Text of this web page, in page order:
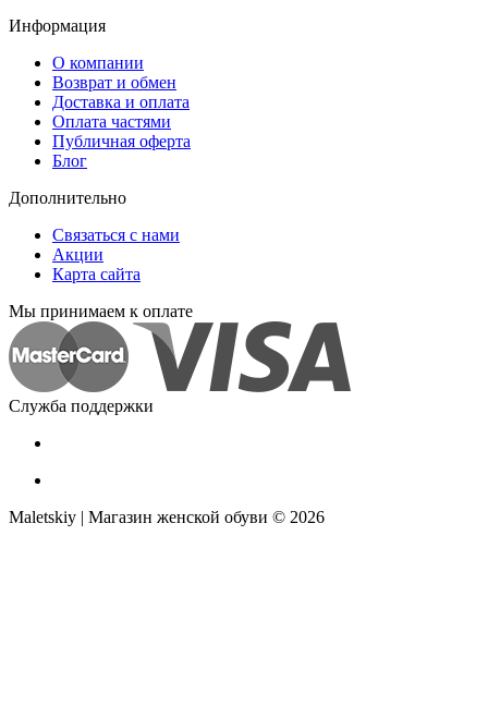
Информация
О компании
Возврат и обмен
Доставка и оплата
Оплата частями
Публичная оферта
Блог
Дополнительно
Связаться с нами
Акции
Карта сайта
Мы принимаем к оплате
Служба поддержки
Maletskiy | Магазин женской обуви © 2026